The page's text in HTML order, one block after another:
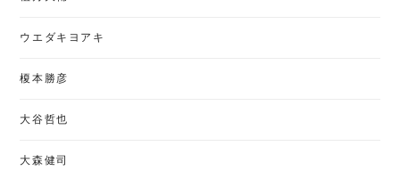
ウエダキヨアキ
榎本勝彦
大谷哲也
大森健司